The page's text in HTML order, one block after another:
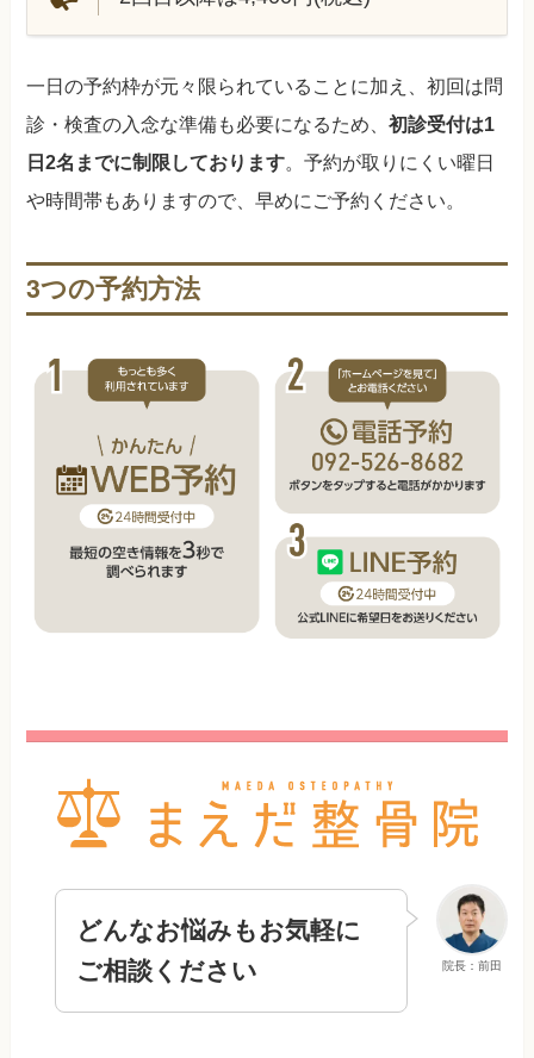
一日の予約枠が元々限られていることに加え、初回は問
診・検査の入念な準備も必要になるため、初診受付は1
日2名までに制限しております。予約が取りにくい曜日
や時間帯もありますので、早めにご予約ください。
3つの予約方法
院長：前田
どんなお悩みもお気軽に
ご相談ください